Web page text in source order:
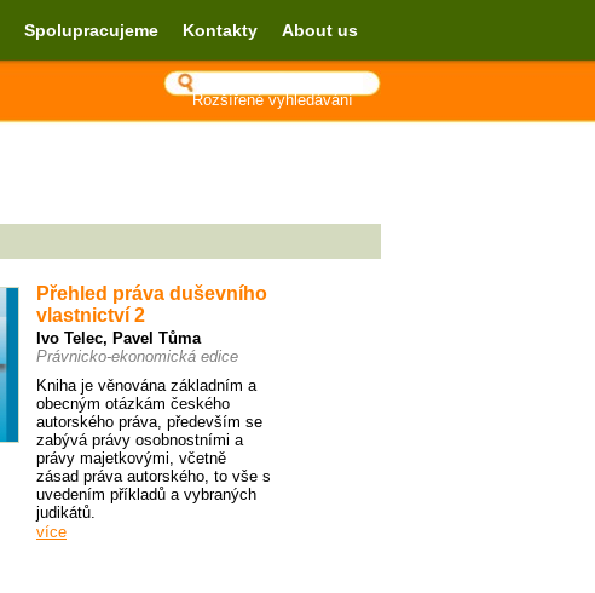
Spolupracujeme Kontakty About us
Rozšířené vyhledávání
Přehled práva duševního
vlastnictví 2
Ivo Telec, Pavel Tůma
Právnicko-ekonomická edice
Kniha je věnována základním a
obecným otázkám českého
autorského práva, především se
zabývá právy osobnostními a
právy majetkovými, včetně
zásad práva autorského, to vše s
uvedením příkladů a vybraných
judikátů.
více